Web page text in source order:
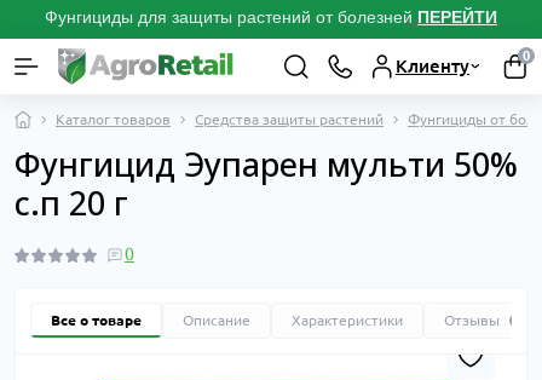
Фунгициды для защиты растений от болезней ПЕРЕЙТИ
Клиенту
0
Каталог товаров Средства защиты растений Фунгициды от
Фунгицид Эупарен мульти 50%
с.п 20 г
0
Все о товаре Описание Характеристики Отзывы